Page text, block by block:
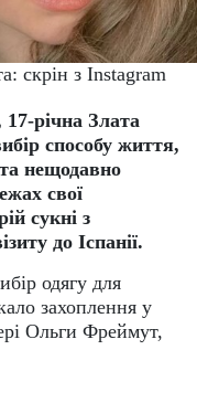
скрін з Instagram
річна Злата
способу життя,
нещодавно
свої
сукні з
до Іспанії.
одягу для
захоплення у
Ольги Фреймут,